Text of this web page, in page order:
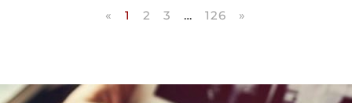
« 1 2 3 … 126 »